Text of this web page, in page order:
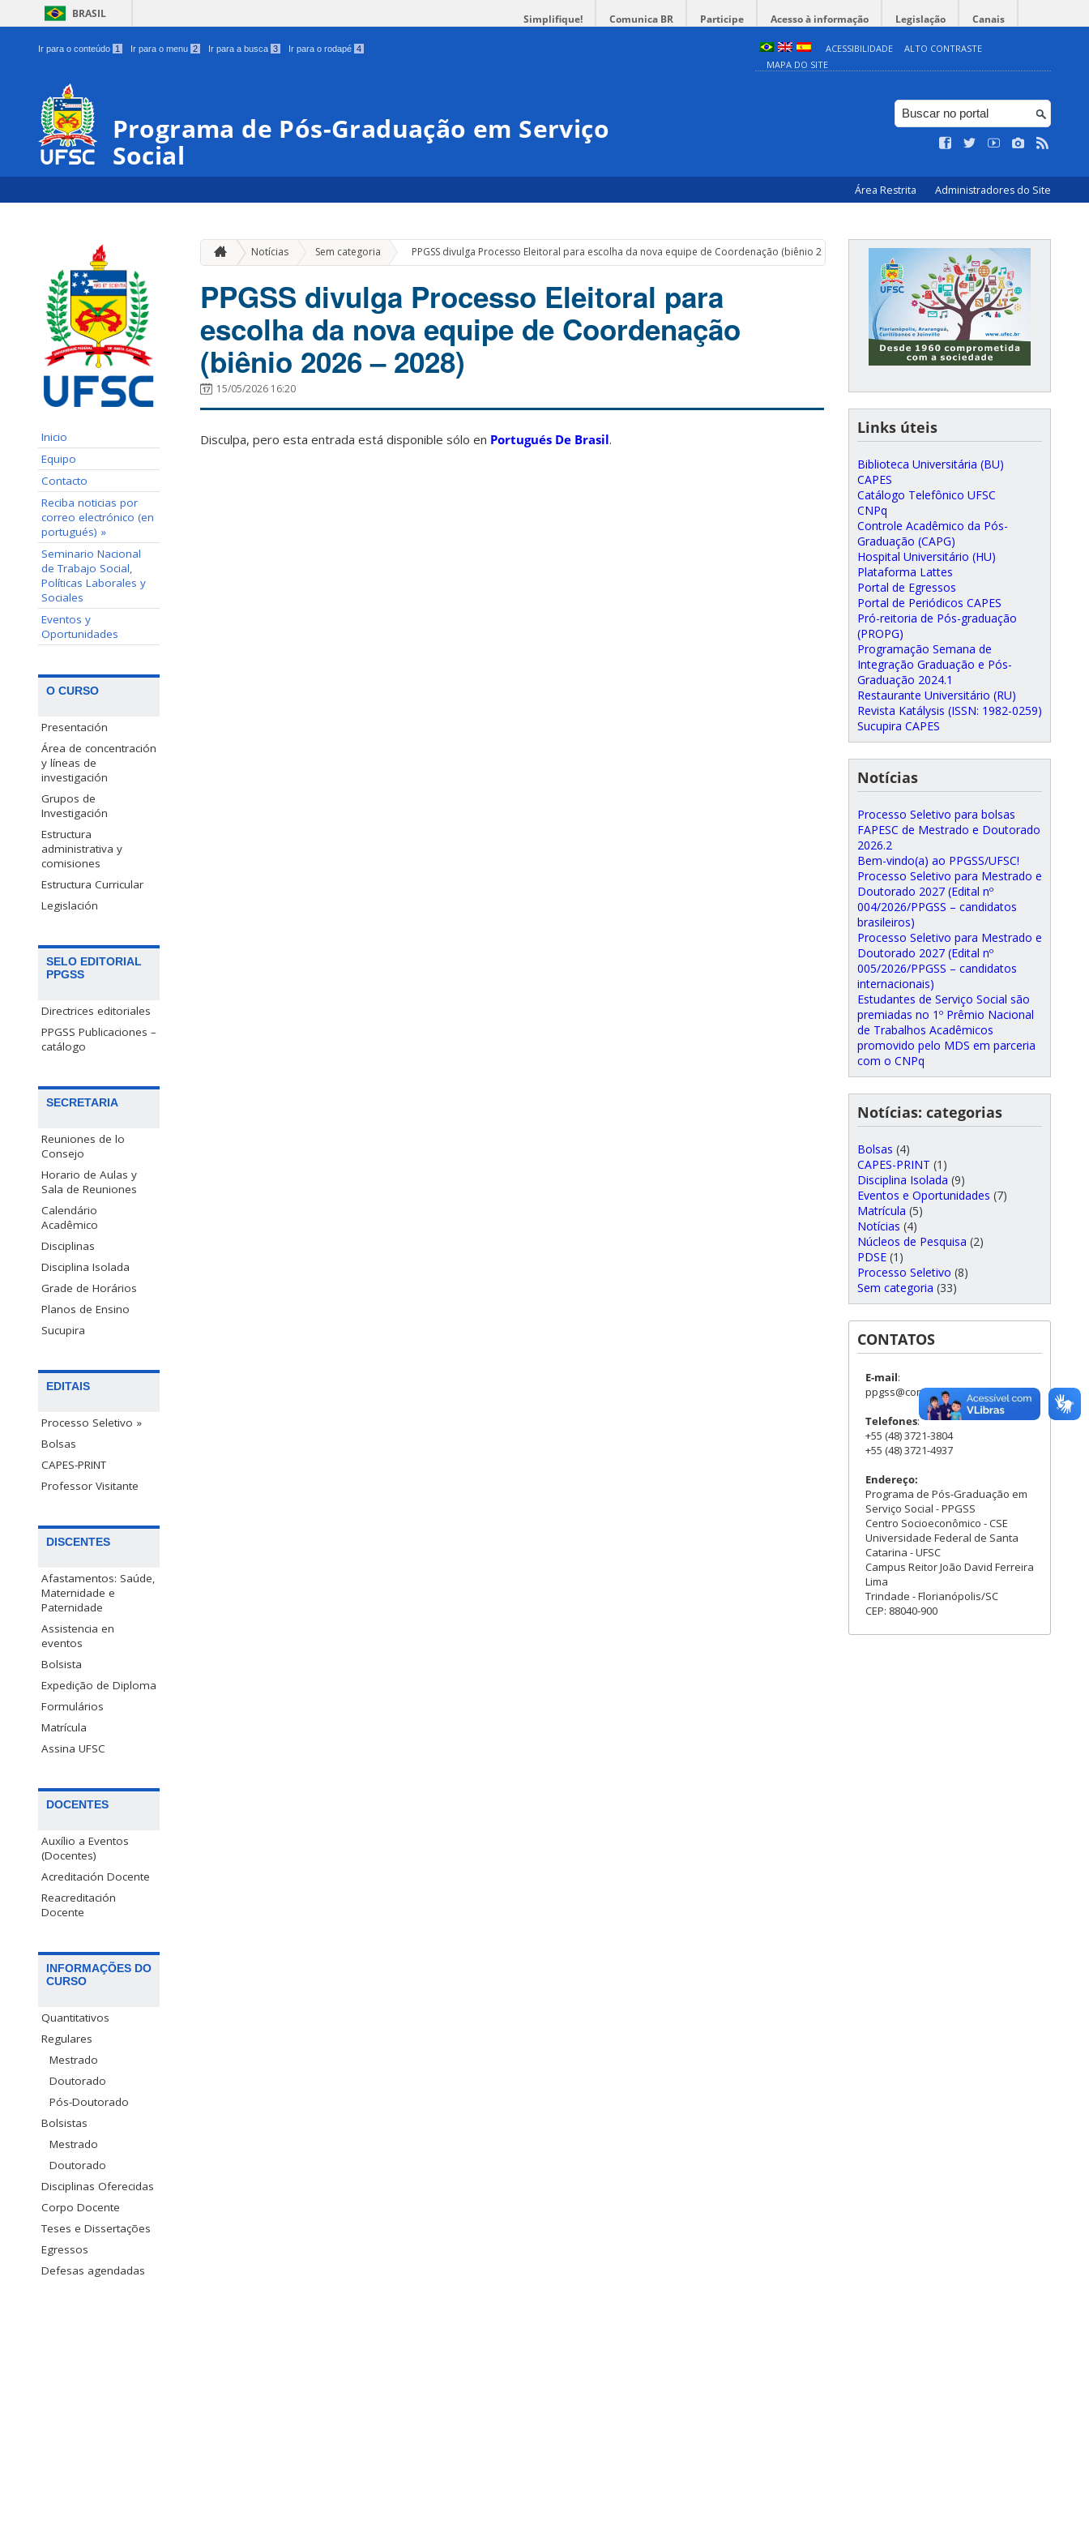
BRASIL Simplifique! Comunica BR Participe Acesso à informação Legislação Canais
Ir para o conteúdo 1 Ir para o menu 2 Ir para a busca 3 Ir para o rodapé 4 ACESSIBILIDADE
ALTO CONTRASTE
MAPA DO SITE
Programa de Pós-Graduação em Serviço
Social
Área Restrita Administradores do Site
Inicio
Equipo
Contacto
Reciba noticias por
correo electrónico (en
portugués) »
Seminario Nacional
de Trabajo Social,
Políticas Laborales y
Sociales
Eventos y
Oportunidades
O CURSO
Presentación
Área de concentración
y líneas de
investigación
Grupos de
Investigación
Estructura
administrativa y
comisiones
Estructura Curricular
Legislación
SELO EDITORIAL
PPGSS
Directrices editoriales
PPGSS Publicaciones –
catálogo
SECRETARIA
Reuniones de lo
Consejo
Horario de Aulas y
Sala de Reuniones
Calendário
Acadêmico
Disciplinas
Disciplina Isolada
Grade de Horários
Planos de Ensino
Sucupira
EDITAIS
Processo Seletivo »
Bolsas
CAPES-PRINT
Professor Visitante
DISCENTES
Afastamentos: Saúde,
Maternidade e
Paternidade
Assistencia en
eventos
Bolsista
Expedição de Diploma
Formulários
Matrícula
Assina UFSC
DOCENTES
Auxílio a Eventos
(Docentes)
Acreditación Docente
Reacreditación
Docente
INFORMAÇÕES DO
CURSO
Quantitativos
Regulares
Mestrado
Doutorado
Pós-Doutorado
Bolsistas
Mestrado
Doutorado
Disciplinas Oferecidas
Corpo Docente
Teses e Dissertações
Egressos
Defesas agendadas
Notícias Sem categoria » PPGSS divulga Processo Eleitoral para escolha da nova equipe de Coordenação (biênio 2026 – 2028)
PPGSS divulga Processo Eleitoral para
escolha da nova equipe de Coordenação
(biênio 2026 – 2028)
15/05/2026 16:20
Disculpa, pero esta entrada está disponible sólo en Portugués De Brasil.
Links úteis
Biblioteca Universitária (BU)
CAPES
Catálogo Telefônico UFSC
CNPq
Controle Acadêmico da Pós-
Graduação (CAPG)
Hospital Universitário (HU)
Plataforma Lattes
Portal de Egressos
Portal de Periódicos CAPES
Pró-reitoria de Pós-graduação
(PROPG)
Programação Semana de
Integração Graduação e Pós-
Graduação 2024.1
Restaurante Universitário (RU)
Revista Katálysis (ISSN: 1982-0259)
Sucupira CAPES
Notícias
Processo Seletivo para bolsas
FAPESC de Mestrado e Doutorado
2026.2
Bem-vindo(a) ao PPGSS/UFSC!
Processo Seletivo para Mestrado e
Doutorado 2027 (Edital nº
004/2026/PPGSS – candidatos
brasileiros)
Processo Seletivo para Mestrado e
Doutorado 2027 (Edital nº
005/2026/PPGSS – candidatos
internacionais)
Estudantes de Serviço Social são
premiadas no 1º Prêmio Nacional
de Trabalhos Acadêmicos
promovido pelo MDS em parceria
com o CNPq
Notícias: categorias
Bolsas (4)
CAPES-PRINT (1)
Disciplina Isolada (9)
Eventos e Oportunidades (7)
Matrícula (5)
Notícias (4)
Núcleos de Pesquisa (2)
PDSE (1)
Processo Seletivo (8)
Sem categoria (33)
CONTATOS
E-mail:
ppgss@contato.ufsc.br
Telefones:
+55 (48) 3721-3804
+55 (48) 3721-4937
Endereço:
Programa de Pós-Graduação em
Serviço Social - PPGSS
Centro Socioeconômico - CSE
Universidade Federal de Santa
Catarina - UFSC
Campus Reitor João David Ferreira
Lima
Trindade - Florianópolis/SC
CEP: 88040-900